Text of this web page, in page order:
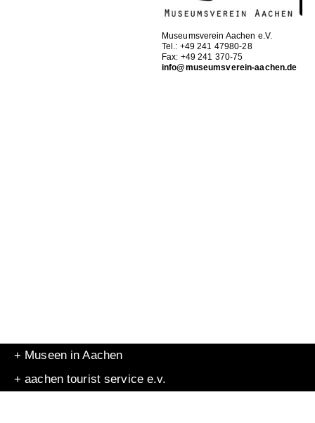
Museumsverein Aachen e.V.
Tel.: +49 241 47980-28
Fax: +49 241 370-75
info@museumsverein-aachen.de
+ Museen in Aachen
+ aachen tourist service e.v.